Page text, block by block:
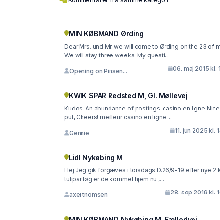
MIN KØBMAND Ørding
Dear Mrs. und Mr. we will come to Ørding on the 23 of may.
We will stay three weeks. My questi...
Opening on Pinsen... 06. maj 2015 kl.
KWIK SPAR Redsted M, Gl. Møllevej
Kudos. An abundance of postings. casino en ligne
put, Cheers! meilleur casino en ligne ...
Gennie 11. jun 2025 kl.
Lidl Nykøbing M
Hej Jeg gik forgæves i torsdags D.26/9-19 efter nye 2 kg
tulipanløg er de kommet hjem nu ,...
axel thomsen 28. sep 2019 kl.